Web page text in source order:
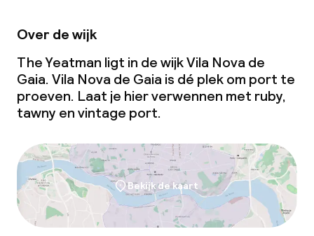
Eet- en drinkdiensten
Ontbijtbuffet
Lunch à la carte
Roomservice
Dieetopties
Over de wijk
The Yeatman ligt in de wijk Vila Nova de
Gaia. Vila Nova de Gaia is dé plek om port te
proeven. Laat je hier verwennen met ruby,
tawny en vintage port.
Bekijk de kaart